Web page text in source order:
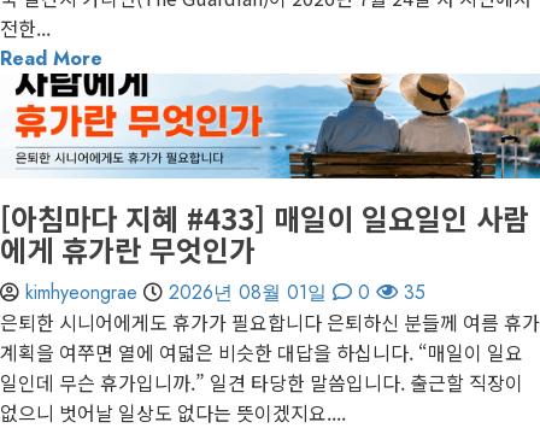
전한...
Read More
1 minute read
게재된 글
아침마다 지혜
[아침마다 지혜 #433] 매일이 일요일인 사람
에게 휴가란 무엇인가
kimhyeongrae 2026년 08월 01일 0 35
은퇴한 시니어에게도 휴가가 필요합니다 은퇴하신 분들께 여름 휴가
계획을 여쭈면 열에 여덟은 비슷한 대답을 하십니다. “매일이 일요
일인데 무슨 휴가입니까.” 일견 타당한 말씀입니다. 출근할 직장이
없으니 벗어날 일상도 없다는 뜻이겠지요....